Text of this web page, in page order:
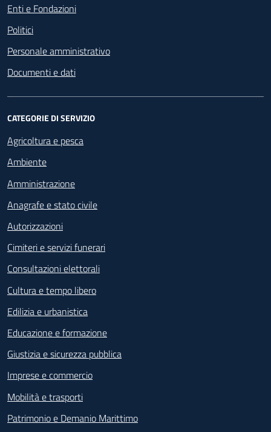
Enti e Fondazioni
Politici
Personale amministrativo
Documenti e dati
CATEGORIE DI SERVIZIO
Agricoltura e pesca
Ambiente
Amministrazione
Anagrafe e stato civile
Autorizzazioni
Cimiteri e servizi funerari
Consultazioni elettorali
Cultura e tempo libero
Edilizia e urbanistica
Educazione e formazione
Giustizia e sicurezza pubblica
Imprese e commercio
Mobilità e trasporti
Patrimonio e Demanio Marittimo